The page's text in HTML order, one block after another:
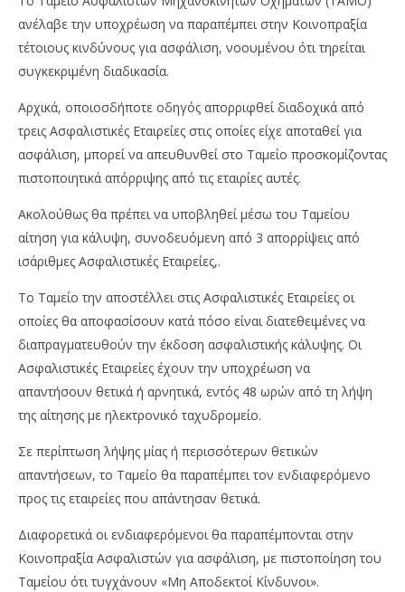
ανέλαβε την υποχρέωση να παραπέμπει στην Κοινοπραξία
τέτοιους κινδύνους για ασφάλιση, νοουμένου ότι τηρείται
συγκεκριμένη διαδικασία.
Αρχικά, οποιοσδήποτε οδηγός απορριφθεί διαδοχικά από
τρεις Ασφαλιστικές Εταιρείες στις οποίες είχε αποταθεί για
ασφάλιση, μπορεί να απευθυνθεί στο Ταμείο προσκομίζοντας
πιστοποιητικά απόρριψης από τις εταιρίες αυτές.
Ακολούθως θα πρέπει να υποβληθεί μέσω του Ταμείου
αίτηση για κάλυψη, συνοδευόμενη από 3 απορρίψεις από
ισάριθμες Ασφαλιστικές Εταιρείες,.
Το Ταμείο την αποστέλλει στις Ασφαλιστικές Εταιρείες οι
οποίες θα αποφασίσουν κατά πόσο είναι διατεθειμένες να
διαπραγματευθούν την έκδοση ασφαλιστικής κάλυψης. Οι
Ασφαλιστικές Εταιρείες έχουν την υποχρέωση να
απαντήσουν θετικά ή αρνητικά, εντός 48 ωρών από τη λήψη
της αίτησης με ηλεκτρονικό ταχυδρομείο.
Σε περίπτωση λήψης μίας ή περισσότερων θετικών
απαντήσεων, το Ταμείο θα παραπέμπει τον ενδιαφερόμενο
προς τις εταιρείες που απάντησαν θετικά.
Διαφορετικά οι ενδιαφερόμενοι θα παραπέμπονται στην
Κοινοπραξία Ασφαλιστών για ασφάλιση, με πιστοποίηση του
Ταμείου ότι τυγχάνουν «Μη Αποδεκτοί Κίνδυνοι».